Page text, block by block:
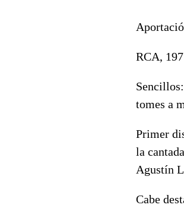
RCA,
tomes a
Primer
la
Agustín
Cabe